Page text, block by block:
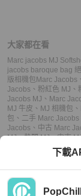
大家都在看
Marc jacobs MJ
jacobs baroque bag
版相機包 Marc Jacobs 、
Jacobs 、 粉紅色 MJ 、
Jacobs MJ 、 Marc
MJ 牛皮 、 MJ 相機包 、
包 、 二手 Marc Jacobs
Jacobs 、 中古 Marc
MJ、熱門 MJ、中古
中古 相
熱門 肩背包、
下載